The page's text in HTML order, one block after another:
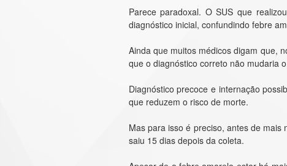
Parece paradoxal. O SUS que
diagnóstico inicial, confundindo febre
Ainda que muitos médicos digam que,
que o diagnóstico correto não mudaria
Diagnóstico precoce e internação
que reduzem o risco de morte.
Mas para isso é preciso, antes de
saiu 15 dias depois da coleta.